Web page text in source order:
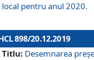
local pentru anul 2020.
898/20.12.2019
Titlu: Desemnarea